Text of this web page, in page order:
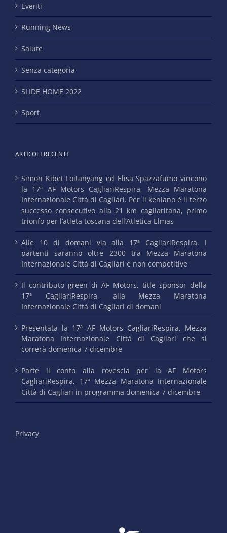
Eventi
Running News
Salute
Senza categoria
SLIDE HOME 2022
Sport
ARTICOLI RECENTI
Simon Kibet Loitanyang ed Elisa Spazzafumo vincono
la 17ª AF Motors CagliariRespira, Mezza Maratona
Internazionale Città di Cagliari. Per il keniano è il terzo
successo consecutivo alla 21 km cagliaritana, primo
trionfo per l’atleta toscana dell’Atletica Elmas
Alle 10 di domani via alla 17ª CagliariRespira. I
partenti saranno oltre 2300 tra Mezza Maratona
Internazionale Città di Cagliari e non competitive
Il contributo green di AF Motors, title sponsor della
17ª CagliariRespira, alla Mezza Maratona
Internazionale Città di Cagliari di domani
Presentata la 17ª AF Motors CagliariRespira, Mezza
Maratona Internazionale Città di Cagliari che si
correrà domenica 7 dicembre
Parte il conto alla rovescia per la AF Motors
CagliariRespira, 17ª Mezza Maratona Internazionale
Città di Cagliari in programma domenica 7 dicembre
Privacy